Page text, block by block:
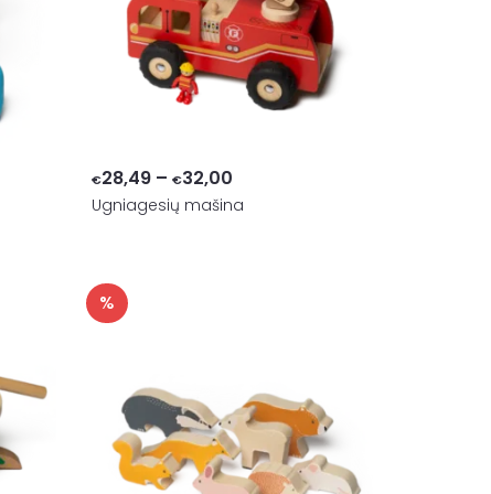
€28,49 – €32,00
range:
Ugniagesių mašina
%